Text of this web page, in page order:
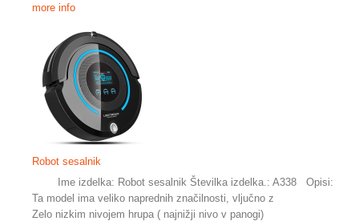
more info
Robot sesalnik
Ime izdelka: Robot sesalnik Številka izdelka.: A338 Opisi:
Ta model ima veliko naprednih značilnosti, vljučno z
Zelo nizkim nivojem hrupa ( najnižji nivo v panogi)